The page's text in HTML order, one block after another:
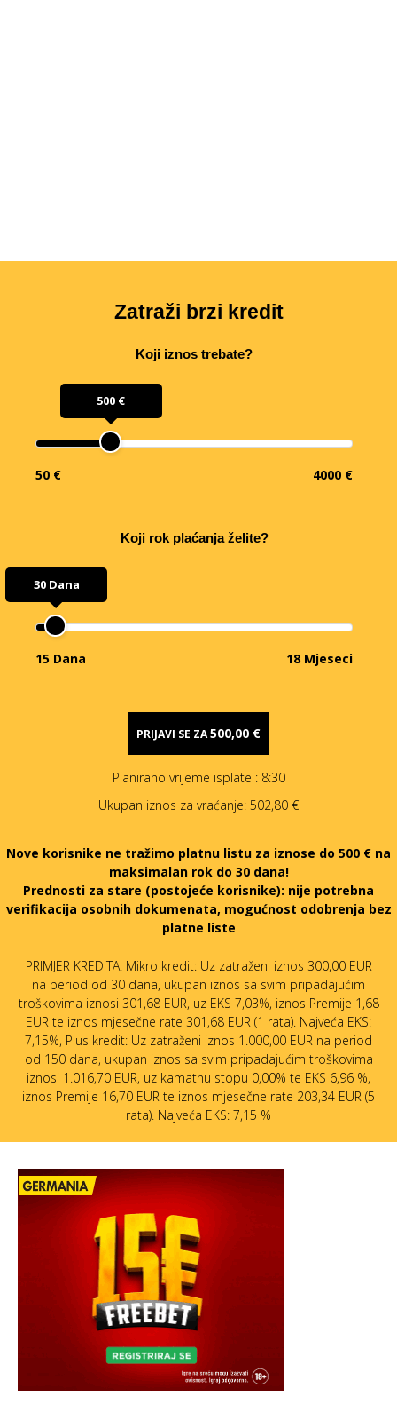
Zatraži brzi kredit
Koji iznos trebate?
500 €
50 € 4000 €
Koji rok plaćanja želite?
30 Dana
15 Dana 18 Mjeseci
PRIJAVI SE ZA500,00 €
Planirano vrijeme isplate : 8:30
Ukupan iznos za vraćanje: 502,80 €
Nove korisnike ne tražimo platnu listu za iznose do 500 € na
maksimalan rok do 30 dana!
Prednosti za stare (postojeće korisnike): nije potrebna
verifikacija osobnih dokumenata, mogućnost odobrenja bez
platne liste
PRIMJER KREDITA: Mikro kredit: Uz zatraženi iznos 300,00 EUR
na period od 30 dana, ukupan iznos sa svim pripadajućim
troškovima iznosi 301,68 EUR, uz EKS 7,03%, iznos Premije 1,68
EUR te iznos mjesečne rate 301,68 EUR (1 rata). Najveća EKS:
7,15%, Plus kredit: Uz zatraženi iznos 1.000,00 EUR na period
od 150 dana, ukupan iznos sa svim pripadajućim troškovima
iznosi 1.016,70 EUR, uz kamatnu stopu 0,00% te EKS 6,96 %,
iznos Premije 16,70 EUR te iznos mjesečne rate 203,34 EUR (5
rata). Najveća EKS: 7,15 %